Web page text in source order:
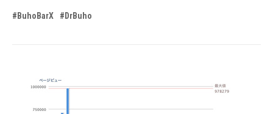
#BuhoBarX #DrBuho